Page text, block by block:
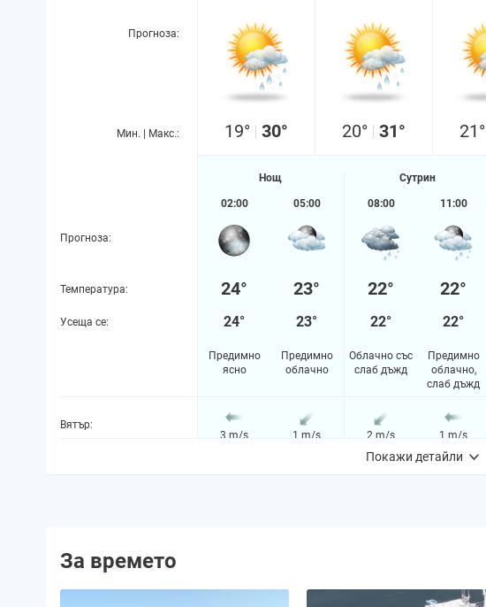
Прогноза:
Мин. | Макс.:
Прогноза:
Температура:
Усеща се:
Вятър:
Вероятност за буря:
19° 30° 20° 31° 21°
Нощ
02:00
24°
24°
Предимно
ясно
3 m/s
0%
05:00
23°
23°
Предимно
облачно
1 m/s
0%
Сутрин
08:00
22°
22°
Облачно със
слаб дъжд
2 m/s
0%
11:00
22°
22°
Предимно
облачно,
слаб дъжд
1 m/s
0%
Покажи детайли
За времето